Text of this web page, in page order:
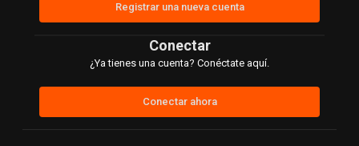
Registrar una nueva cuenta
Conectar
¿Ya tienes una cuenta? Conéctate aquí.
Conectar ahora